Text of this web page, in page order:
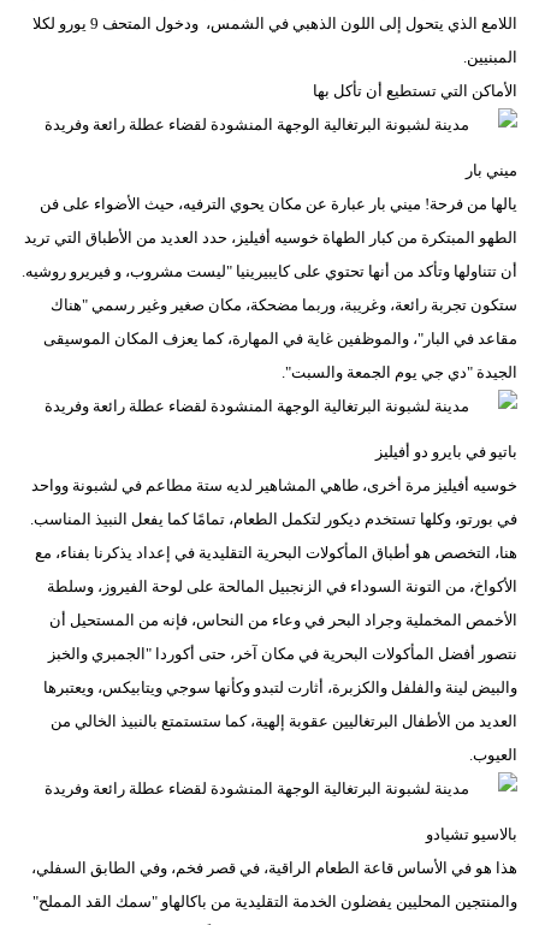
اللامع الذي يتحول إلى اللون الذهبي في الشمس، ودخول المتحف 9 يورو لكلا
المبنيين.
الأماكن التي تستطيع أن تأكل بها
ميني بار
يالها من فرحة! ميني بار عبارة عن مكان يحوي الترفيه، حيث الأضواء على فن
الطهو المبتكرة من كبار الطهاة خوسيه أفيليز، حدد العديد من الأطباق التي تريد
أن تتناولها وتأكد من أنها تحتوي على كايبيرينيا "ليست مشروب، و فيريرو روشيه.
ستكون تجربة رائعة، وغريبة، وربما مضحكة، مكان صغير وغير رسمي "هناك
مقاعد في البار"، والموظفين غاية في المهارة، كما يعزف المكان الموسيقى
الجيدة "دي جي يوم الجمعة والسبت".
باتيو في بايرو دو أفيليز
خوسيه أفيليز مرة أخرى، طاهي المشاهير لديه ستة مطاعم في لشبونة وواحد
في بورتو، وكلها تستخدم ديكور لتكمل الطعام، تمامًا كما يفعل النبيذ المناسب.
هنا، التخصص هو أطباق المأكولات البحرية التقليدية في إعداد يذكرنا بفناء، مع
الأكواخ، من التونة السوداء في الزنجبيل المالحة على لوحة الفيروز، وسلطة
الأخمص المخملية وجراد البحر في وعاء من النحاس، فإنه من المستحيل أن
نتصور أفضل المأكولات البحرية في مكان آخر، حتى أكوردا "الجمبري والخبز
والبيض لينة والفلفل والكزبرة، أثارت لتبدو وكأنها سوجي ويتابيكس، ويعتبرها
العديد من الأطفال البرتغاليين عقوبة إلهية، كما ستستمتع بالنبيذ الخالي من
العيوب.
بالاسيو تشيادو
هذا هو في الأساس قاعة الطعام الراقية، في قصر فخم، وفي الطابق السفلي،
والمنتجين المحليين يفضلون الخدمة التقليدية من باكالهاو "سمك القد المملح"